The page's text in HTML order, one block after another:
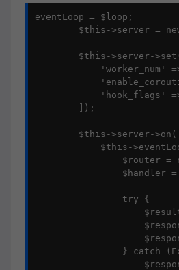
eventLoop = $loop;
$this->server =
$this->server-
'worker_num'
'hook_flags'
        ]);
$this->server-
$this-
$router =
$handler
                try {
} catch